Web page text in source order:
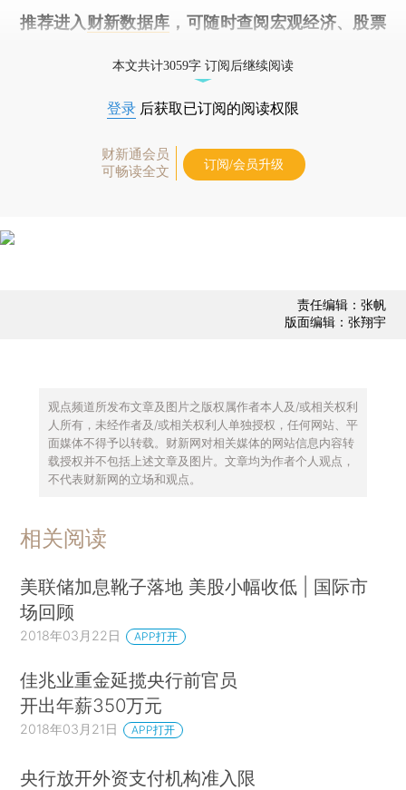
推荐进入 财新数据库 ，可随时查阅宏观经济、股票
本文共计3059字 订阅后继续阅读
登录 后获取已订阅的阅读权限
财新通会员
可畅读全文
订阅/会员升级
责任编辑：张帆
版面编辑：张翔宇
观点频道所发布文章及图片之版权属作者本人及/或相关权利
人所有，未经作者及/或相关权利人单独授权，任何网站、平
面媒体不得予以转载。财新网对相关媒体的网站信息内容转
载授权并不包括上述文章及图片。文章均为作者个人观点，
不代表财新网的立场和观点。
相关阅读
美联储加息靴子落地 美股小幅收低 | 国际市
场回顾
2018年03月22日 APP打开
佳兆业重金延揽央行前官员
开出年薪350万元
2018年03月21日 APP打开
央行放开外资支付机构准入限